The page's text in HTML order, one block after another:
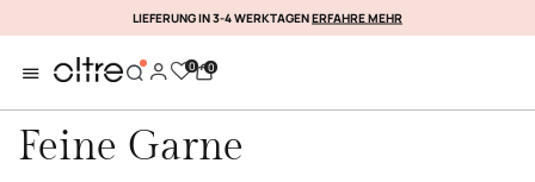
ANMELDEN JETZT
LIEFERUNG IN 3-4 WERKTAGENERFAHRE MEHR
0 0
Feine Garne